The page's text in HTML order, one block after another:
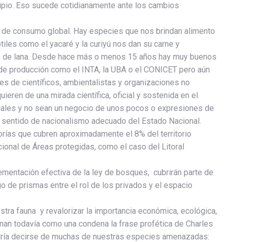
Eso sucede cotidianamente ante los cambios
consumo global. Hay especies que nos brindan alimento
como el yacaré y la curiyú nos dan su carne y
lana. Desde hace más o menos 15 años hay muy buenos
como el INTA, la UBA o el CONICET pero aún
de científicos, ambientalistas y organizaciones no
de una mirada científica, oficial y sostenida en el
y no sean un negocio de unos pocos o expresiones de
de nacionalismo adecuado del Estado Nacional.
que cubren aproximadamente el 8% del territorio
de Áreas protegidas, como el caso del Litoral
efectiva de la ley de bosques, cubrirán parte de
de prismas entre el rol de los privados y el espacio
fauna y revalorizar la importancia económica, ecológica,
todavía como una condena la frase profética de Charles
decirse de muchas de nuestras especies amenazadas: